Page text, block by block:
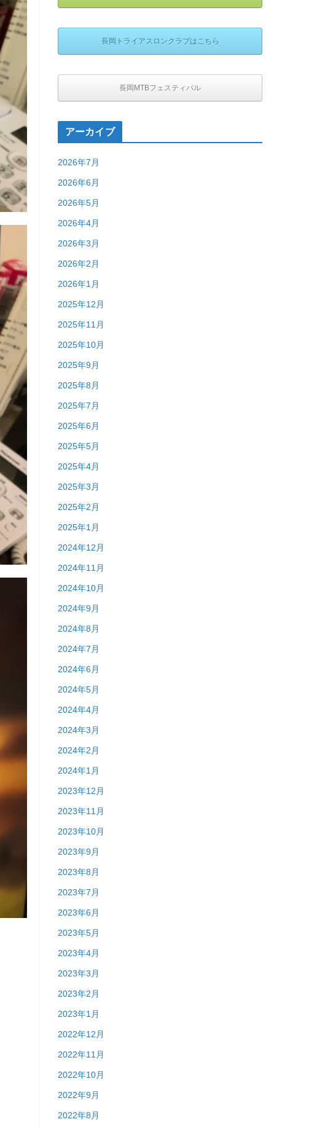
長岡トライアスロンクラブはこちら
長岡MTBフェスティバル
アーカイブ
2026年7月
2026年6月
2026年5月
2026年4月
2026年3月
2026年2月
2026年1月
2025年12月
2025年11月
2025年10月
2025年9月
2025年8月
2025年7月
2025年6月
2025年5月
2025年4月
2025年3月
2025年2月
2025年1月
2024年12月
2024年11月
2024年10月
2024年9月
2024年8月
2024年7月
2024年6月
2024年5月
2024年4月
2024年3月
2024年2月
2024年1月
2023年12月
2023年11月
2023年10月
2023年9月
2023年8月
2023年7月
2023年6月
2023年5月
2023年4月
2023年3月
2023年2月
2023年1月
2022年12月
2022年11月
2022年10月
2022年9月
2022年8月